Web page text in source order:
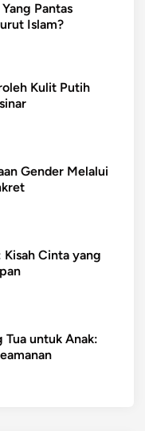
Pantas
Islam?
Kulit Putih
Gender Melalui
Cinta yang
Tua untuk Anak: